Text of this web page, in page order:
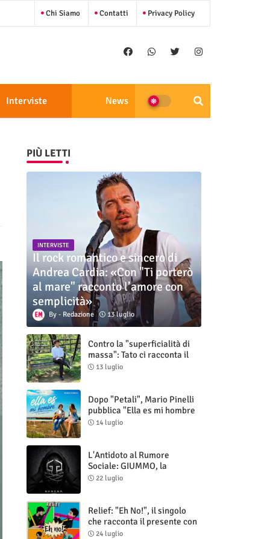
Chi Siamo Contatti Privacy Policy
Interviste News
PIÙ LETTI
INTERVISTE
Il rock romantico e sincero di
Andrea Cardia: «Con "Ti porterò
al mare" racconto l’amore con
semplicità»
Redazione 13 luglio
Contro la "superficialità di
massa": Tato ci racconta il
nuovo singolo "Vuoti digitali"
13 luglio
Dopo "Petali", Mario Pinelli
pubblica "Ella es mi hombre
(Il mio uomo è lei)"
14 luglio
L'Antidoto al Rumore
Sociale: GIUMMO, la
Maschera e la Cruda Verità
22 luglio
Relief: "Eh No!", il singolo
che racconta il presente con
ironia e autenticità
24 luglio